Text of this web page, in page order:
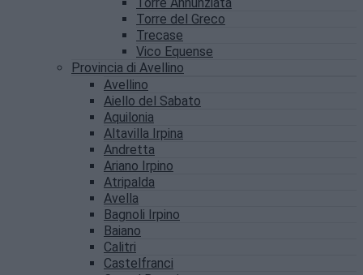
Torre del Greco
Trecase
Vico Equense
Provincia di Avellino
Avellino
Aiello del Sabato
Aquilonia
Altavilla Irpina
Andretta
Ariano Irpino
Atripalda
Avella
Bagnoli Irpino
Baiano
Calitri
Castelfranci